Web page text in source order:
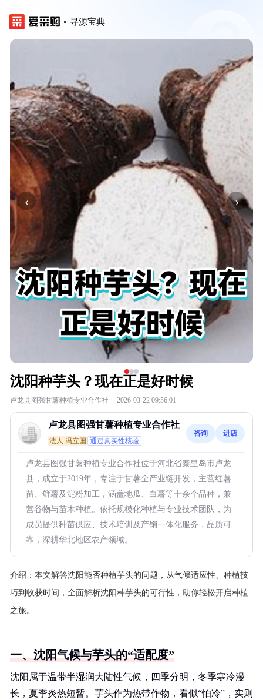
寻源宝典
‹ ›
沈阳种芋头？现在正是好时候
卢龙县图强甘薯种植专业合作社 · 2026-03-22 09:56:01
卢龙县图强甘薯种植专业合作社
法人:冯立国 通过真实性核验
咨询 进店
卢龙县图强甘薯种植专业合作社位于河北省秦皇岛市卢龙
县，成立于2019年，专注于甘薯全产业链开发，主营红薯
苗、鲜薯及淀粉加工，涵盖地瓜、白薯等十余个品种，兼
营谷物与苗木种植。依托规模化种植与专业技术团队，为
成员提供种苗供应、技术培训及产销一体化服务，品质可
靠，深耕华北地区农产领域。
介绍： 本文解答沈阳能否种植芋头的问题，从气候适应性、种植技
巧到收获时间，全面解析沈阳种芋头的可行性，助你轻松开启种植
之旅。
一、沈阳气候与芋头的“适配度”
沈阳属于温带半湿润大陆性气候，四季分明，冬季寒冷漫
长，夏季炎热短暂。芋头作为热带作物，看似“怕冷”，实则